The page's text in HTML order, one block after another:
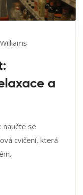
a
naučte se
cvičení, která